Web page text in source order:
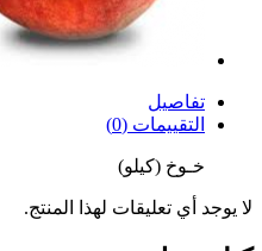
تفاصيل
التقييمات (0)
خـوخ (كيلو)
لا يوجد أي تعليقات لهذا المنتج.